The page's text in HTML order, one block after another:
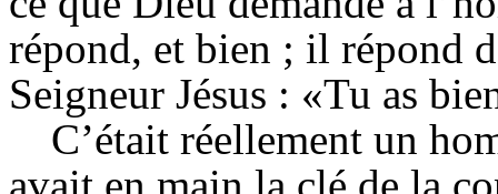
répond, et bien ; il répond
Seigneur Jésus : «Tu as
C’était réellement un